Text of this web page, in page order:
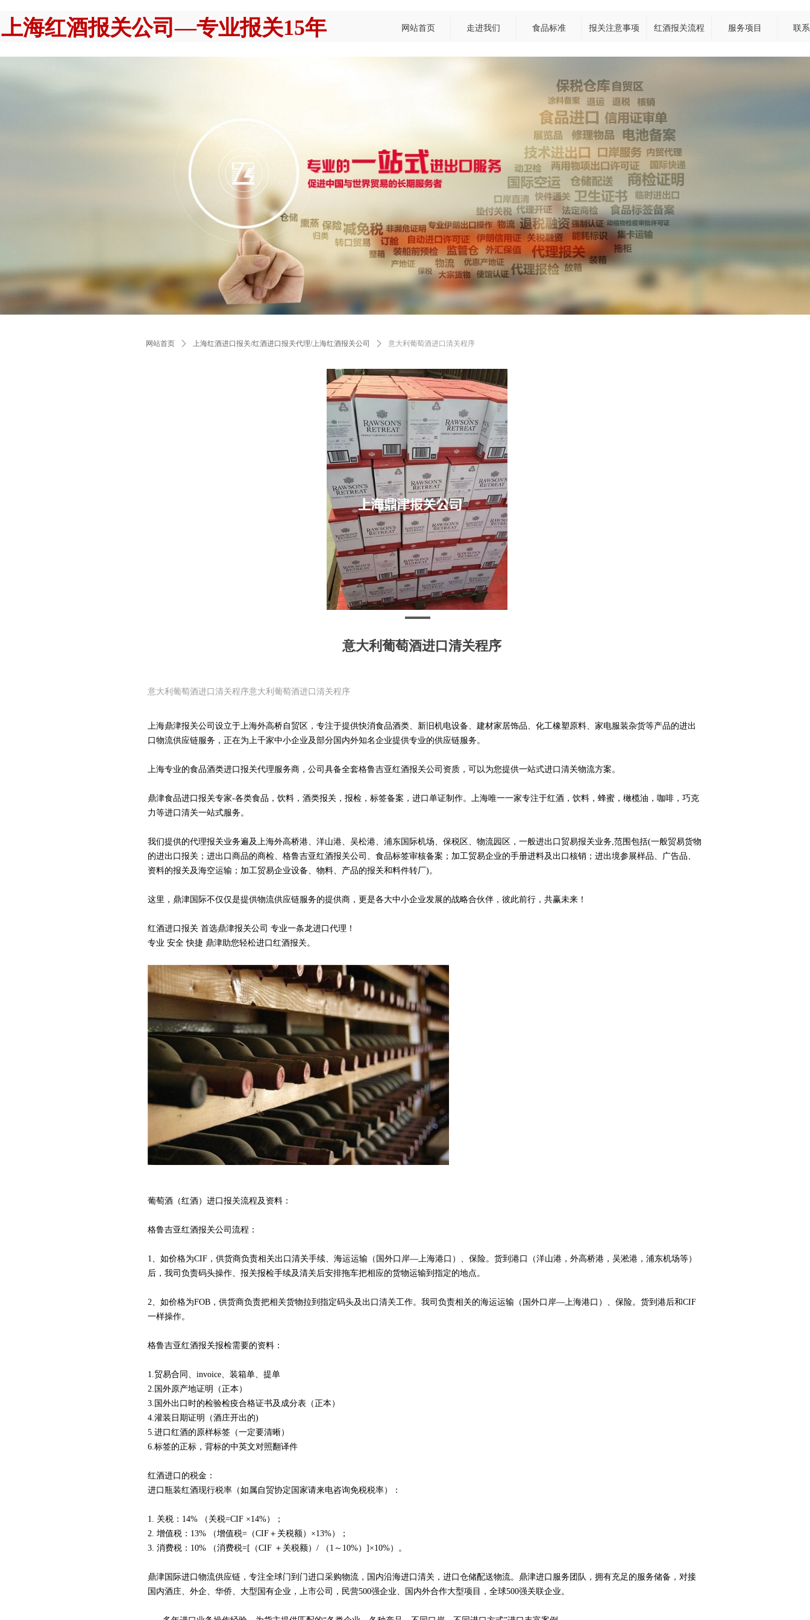
上海红酒报关公司—专业报关15年 网站首页 走进我们 食品标准 报关注意事项 红酒报关流程 服务项目 联
网站首页 ꄲ 上海红酒进口报关/红酒进口报关代理/上海红酒报关公司 ꄲ 意大利葡萄酒进口清关程序
意大利葡萄酒进口清关程序
意大利葡萄酒进口清关程序意大利葡萄酒进口清关程序
上海鼎津报关公司设立于上海外高桥自贸区，专注于提供快消食品酒类、新旧机电设备、建材家居饰品、化工橡塑原料、家电服装杂货等产品的进出
口物流供应链服务，正在为上千家中小企业及部分国内外知名企业提供专业的供应链服务。
上海专业的食品酒类进口报关代理服务商，公司具备全套格鲁吉亚红酒报关公司资质，可以为您提供一站式进口清关物流方案。
鼎津食品进口报关专家-各类食品，饮料，酒类报关，报检，标签备案，进口单证制作。上海唯一一家专注于红酒，饮料，蜂蜜，橄榄油，咖啡，巧克
力等进口清关一站式服务。
我们提供的代理报关业务遍及上海外高桥港、洋山港、吴松港、浦东国际机场、保税区、物流园区，一般进出口贸易报关业务,范围包括(一般贸易货物
的进出口报关；进出口商品的商检、格鲁吉亚红酒报关公司、食品标签审核备案；加工贸易企业的手册进料及出口核销；进出境参展样品、广告品、
资料的报关及海空运输；加工贸易企业设备、物料、产品的报关和料件转厂)。
这里，鼎津国际不仅仅是提供物流供应链服务的提供商，更是各大中小企业发展的战略合伙伴，彼此前行，共赢未来！
红酒进口报关 首选鼎津报关公司 专业一条龙进口代理！
专业 安全 快捷 鼎津助您轻松进口红酒报关。
葡萄酒（红酒）进口报关流程及资料：
格鲁吉亚红酒报关公司流程：
1、如价格为CIF，供货商负责相关出口清关手续、海运运输（国外口岸—上海港口）、保险。货到港口（洋山港，外高桥港，吴淞港，浦东机场等）
后，我司负责码头操作、报关报检手续及清关后安排拖车把相应的货物运输到指定的地点。
2、如价格为FOB，供货商负责把相关货物拉到指定码头及出口清关工作。我司负责相关的海运运输（国外口岸—上海港口）、保险。货到港后和CIF
一样操作。
格鲁吉亚红酒报关报检需要的资料：
1.贸易合同、invoice、装箱单、提单
2.国外原产地证明（正本）
3.国外出口时的检验检疫合格证书及成分表（正本）
4.灌装日期证明（酒庄开出的)
5.进口红酒的原样标签（一定要清晰）
6.标签的正标，背标的中英文对照翻译件
红酒进口的税金：
进口瓶装红酒现行税率（如属自贸协定国家请来电咨询免税税率）：
1. 关税：14% （关税=CIF ×14%）；
2. 增值税：13% （增值税=（CIF＋关税额）×13%）；
3. 消费税：10% （消费税=[（CIF ＋关税额）/ （1～10%）]×10%）。
鼎津国际进口物流供应链，专注全球门到门进口采购物流，国内沿海进口清关，进口仓储配送物流。鼎津进口服务团队，拥有充足的服务储备，对接
国内酒庄、外企、华侨、大型国有企业，上市公司，民营500强企业、国内外合作大型项目，全球500强关联企业。